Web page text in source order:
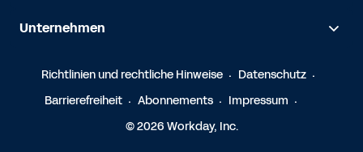
Unternehmen
Richtlinien und rechtliche Hinweise
Datenschutz
Barrierefreiheit
Abonnements
Impressum
© 2026 Workday, Inc.